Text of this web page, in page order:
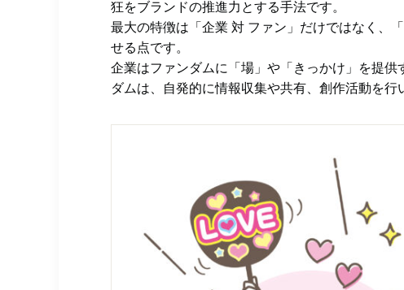
狂をブランドの推進力とする手法です。
最大の特徴は「企業 対 ファン」だけではなく、
せる点です。
企業はファンダムに「場」や「きっかけ」を提
ダムは、自発的に情報収集や共有、創作活動を行